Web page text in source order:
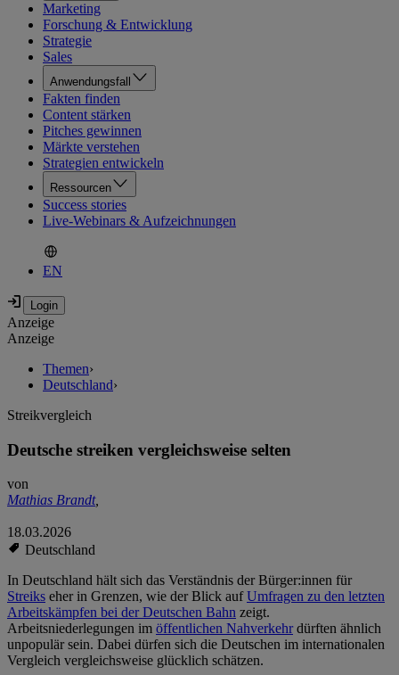
Marketing
Forschung & Entwicklung
Strategie
Sales
Anwendungsfall
Fakten finden
Content stärken
Pitches gewinnen
Märkte verstehen
Strategien entwickeln
Ressourcen
Success stories
Live-Webinars & Aufzeichnungen
EN
Anzeige
Anzeige
Themen›
Deutschland›
Streikvergleich
Deutsche streiken vergleichsweise selten
von
Mathias Brandt,
18.03.2026
Deutschland
In Deutschland hält sich das Verständnis der Bürger:innen für
Streiks eher in Grenzen, wie der Blick aufUmfragen zu den letzten
Arbeitskämpfen bei der Deutschen Bahn zeigt.
Arbeitsniederlegungen im öffentlichen Nahverkehrdürften ähnlich
unpopulär sein. Dabei dürfen sich die Deutschen im internationalen
Vergleich vergleichsweise glücklich schätzen.